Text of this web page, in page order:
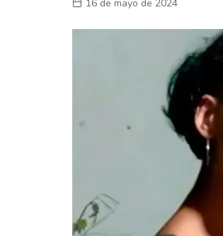
16 de mayo de 2024